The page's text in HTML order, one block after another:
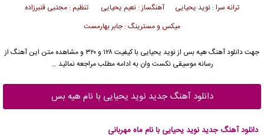
ترانه سرا : نوید یحیایی آهنگساز : نعیم یحیایی تنظیم : مجتبی قنبرزاده
میکس و مسترینگ : جابر بهارمست
جهت دانلود آهنگ هیه بس ازنوید یحیایی
با کیفیت ۱۲۸ و ۳۲۰ و مشاهده متن این آهنگ از
رسانه موسیقی نکست وان به ادامه مطلب مراجعه نمائید …
دانلود آهنگ جدید نوید یحیایی با نام هیه بس
دانلود آهنگ جدید نوید یحیایی با نام ماه مهربانی